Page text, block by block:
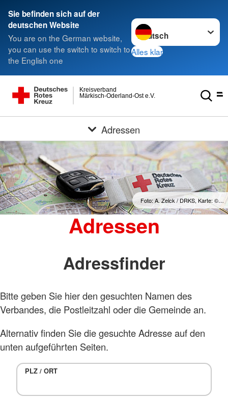
Sie befinden sich auf der
deutschen Website
You are on the German website,
you can use the switch to switch to
the English one
Sprache wechseln zu
Alles klar
Märkisch-Oderland-Ost e.V.
Kreisverband
Adressen
Foto: A. Zelck / DRKS, Karte: ©…
Adressen
Adressfinder
Bitte geben Sie hier den gesuchten Namen des
Verbandes, die Postleitzahl oder die Gemeinde an.
Alternativ finden Sie die gesuchte Adresse auf den
unten aufgeführten Seiten.
PLZ / ORT